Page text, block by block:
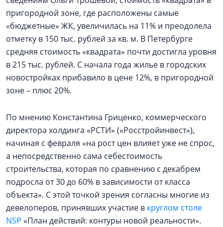
пригородной зоне, где расположены самые
«бюджетные» ЖК, увеличилась на 11% и преодолела
отметку в 150 тыс. рублей за кв. м. В Петербурге
средняя стоимость «квадрата» почти достигла уровня
в 215 тыс. рублей. С начала года жилье в городских
новостройках прибавило в цене 12%, в пригородной
зоне – плюс 20%.
По мнению Константина Гриценко, коммерческого
директора холдинга «РСТИ» («Росстройинвест»),
начиная с февраля «на рост цен влияет уже не спрос,
а непосредственно сама себестоимость
строительства, которая по сравнению с декабрем
подросла от 30 до 60% в зависимости от класса
объекта». С этой точкой зрения согласны многие из
девелоперов, принявших участие в круглом столе
NSP «План действий: контуры новой реальности».